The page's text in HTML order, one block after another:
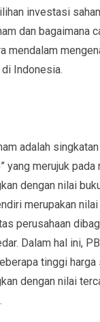
investasi
dan bagaimana
mendalam
Indonesia.
adalah
yang merujuk
dengan nilai
merupakan
perusahaan
Dalam hal ini,
tinggi harga
dengan nilai